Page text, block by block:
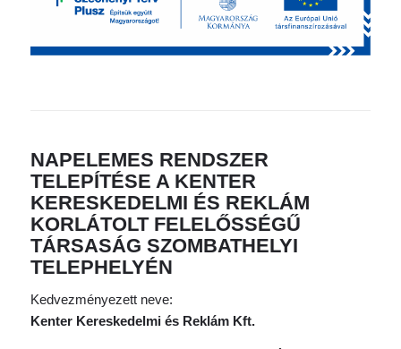
NAPELEMES RENDSZER
TELEPÍTÉSE A KENTER
KERESKEDELMI ÉS REKLÁM
KORLÁTOLT FELELŐSSÉGŰ
TÁRSASÁG SZOMBATHELYI
TELEPHELYÉN
Kedvezményezett neve:
Kenter Kereskedelmi és Reklám Kft.